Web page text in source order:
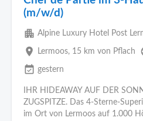
(m/w/d)
apartment Alpine Luxury Hotel Post
place Lermoos, 15 km von Pflach
event_available gestern
IHR HIDEAWAY AUF DER
ZUGSPITZE. Das 4-Sterne-
im Ort von Lermoos auf 1.000